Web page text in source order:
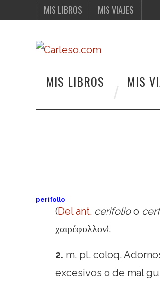
MIS LIBROS MIS VIAJES
MIS LIBROS MIS
perifollo
(Del ant. cerifolioo
χαιρέφυλλον).
2. m. pl. coloq.
excesivos o de mal